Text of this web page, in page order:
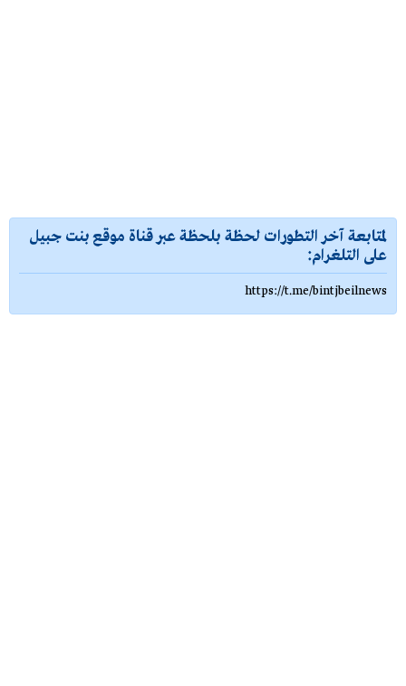
لمتابعة آخر التطورات لحظة بلحظة عبر قناة موقع بنت جبيل
على التلغرام:
https://t.me/bintjbeilnews